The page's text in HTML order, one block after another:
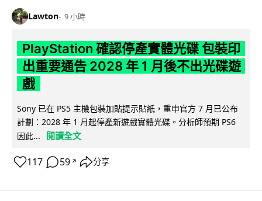
Lawton 9 小時
PlayStation 確認停產實體光碟 包裝印
出重要通告 2028 年 1 月後不出光碟遊
戲
Sony 已在 PS5 主機包裝加貼提示貼紙，重申官方 7 月已公布
計劃：2028 年 1 月起停產新遊戲實體光碟。分析師預期 PS6
因此...
閱讀全文
117 59 ↗ 分享